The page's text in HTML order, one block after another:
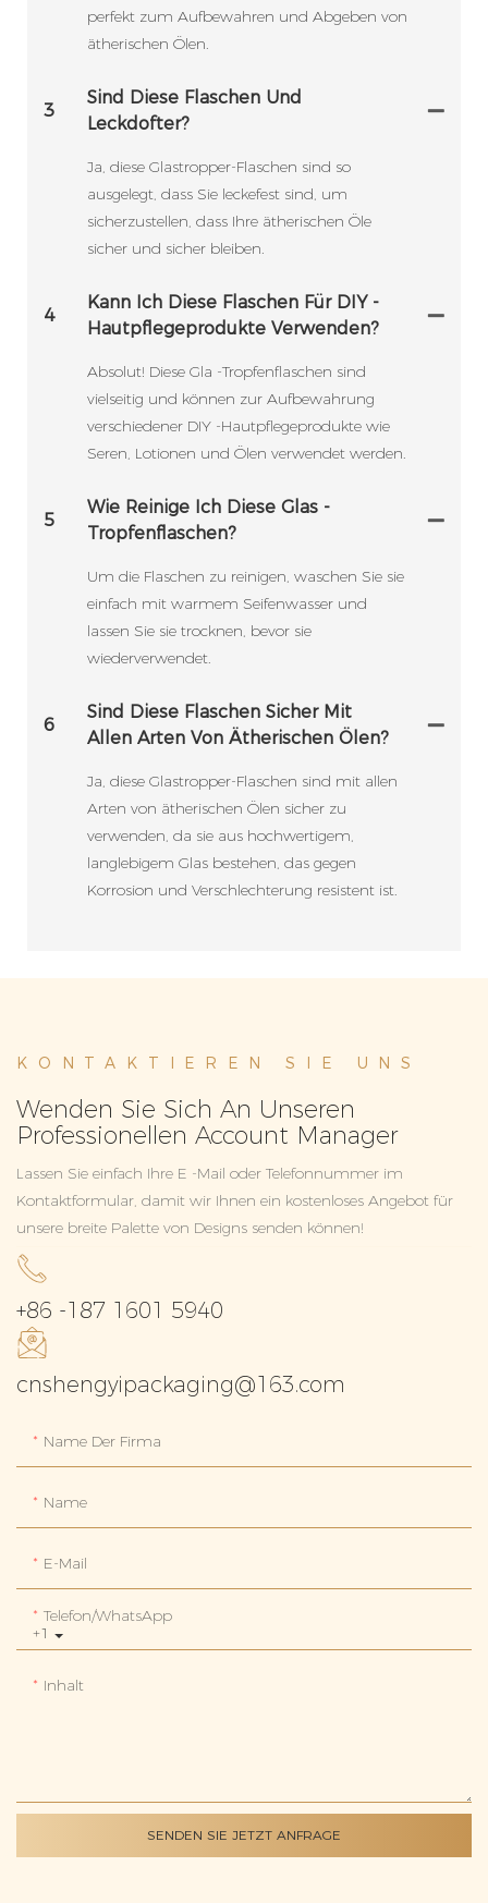
perfekt zum Aufbewahren und Abgeben von
ätherischen Ölen.
3
Sind Diese Flaschen Und
Leckdofter?
Ja, diese Glastropper-Flaschen sind so
ausgelegt, dass Sie leckefest sind, um
sicherzustellen, dass Ihre ätherischen Öle
sicher und sicher bleiben.
4
Kann Ich Diese Flaschen Für DIY -
Hautpflegeprodukte Verwenden?
Absolut! Diese Gla -Tropfenflaschen sind
vielseitig und können zur Aufbewahrung
verschiedener DIY -Hautpflegeprodukte wie
Seren, Lotionen und Ölen verwendet werden.
5
Wie Reinige Ich Diese Glas -
Tropfenflaschen?
Um die Flaschen zu reinigen, waschen Sie sie
einfach mit warmem Seifenwasser und
lassen Sie sie trocknen, bevor sie
wiederverwendet.
6
Sind Diese Flaschen Sicher Mit
Allen Arten Von Ätherischen Ölen?
Ja, diese Glastropper-Flaschen sind mit allen
Arten von ätherischen Ölen sicher zu
verwenden, da sie aus hochwertigem,
langlebigem Glas bestehen, das gegen
Korrosion und Verschlechterung resistent ist.
KONTAKTIEREN SIE UNS
Wenden Sie Sich An Unseren
Professionellen Account Manager
Lassen Sie einfach Ihre E -Mail oder Telefonnummer im
Kontaktformular, damit wir Ihnen ein kostenloses Angebot für
unsere breite Palette von Designs senden können!
+86 -187 1601 5940
cnshengyipackaging@163.com
Name Der Firma
Name
E-Mail
+1
Telefon/WhatsApp
Inhalt
SENDEN SIE JETZT ANFRAGE